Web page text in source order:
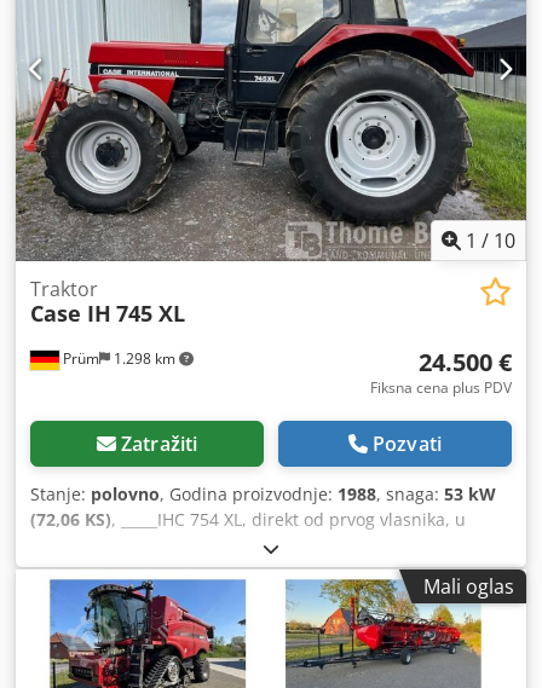
1 / 10
Prüm 1.298 km
Traktor
Case IH 745 XL
24.500 €
Fiksna cena plus PDV
Zatražiti Pozvati
Stanje: polovno, Godina proizvodnje: 1988, snaga: 53 kW
(72,06 KS), _____IHC 754 XL, direkt od prvog vlasnika, u
odličnom stanju. Radni sati: oko 8.600. Godina proizvodnje:
1988. Prednji hidraulični podiznik. Prednji kardanski
prenos. Brzina: 30 km/h. Cena: 24.500,00 evra, neto.
Lokacija: nema podataka. Csdpfx Aozdmutebtjha
Mali oglas